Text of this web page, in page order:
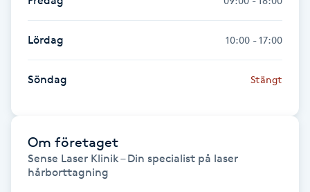
Kroppsinpackning
Kroppspeeling
Käkledsbehandling
Kärlbehandling
Lördag 10:00 - 17:00
Söndag Stängt
Om företaget
Sense Laser Klinik – Din specialist på laser
hårborttagning